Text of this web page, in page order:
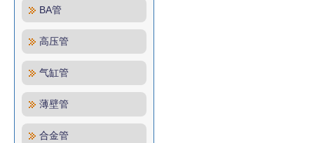
BA管
高压管
气缸管
薄壁管
合金管